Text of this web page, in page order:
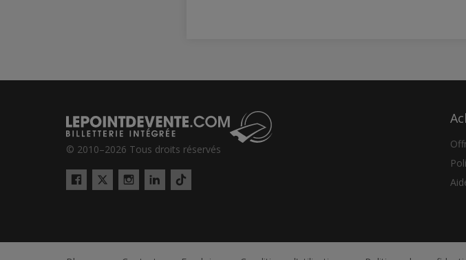
© 2010–2026 Tous droits réservés
Facebook
Twitter
InstagramLinkedIn
Tiktok